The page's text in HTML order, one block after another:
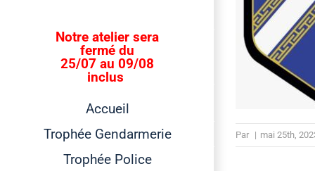
Notre atelier sera
fermé du
25/07 au 09/08
inclus
Accueil
Trophée Gendarmerie
Trophée Police
Par | mai 25th,